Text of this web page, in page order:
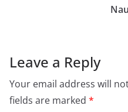
Leave a Reply
Your email address will
fields are marked *